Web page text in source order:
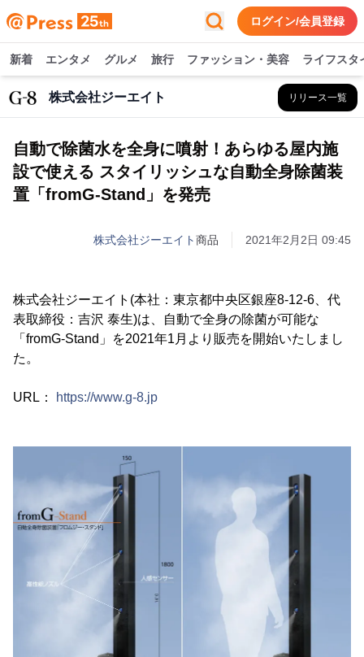
ログイン/会員登録
新着 エンタメ グルメ 旅行 ファッション・美容 ライフスタ
株式会社ジーエイト リリース一覧
自動で除菌水を全身に噴射！あらゆる屋内施
設で使える スタイリッシュな自動全身除菌装
置「fromG-Stand」を発売
株式会社ジーエイト商品 2021年2月2日 09:45
株式会社ジーエイト(本社：東京都中央区銀座8-12-6、代
表取締役：吉沢 泰生)は、自動で全身の除菌が可能な
「fromG-Stand」を2021年1月より販売を開始いたしまし
た。
URL： https://www.g-8.jp